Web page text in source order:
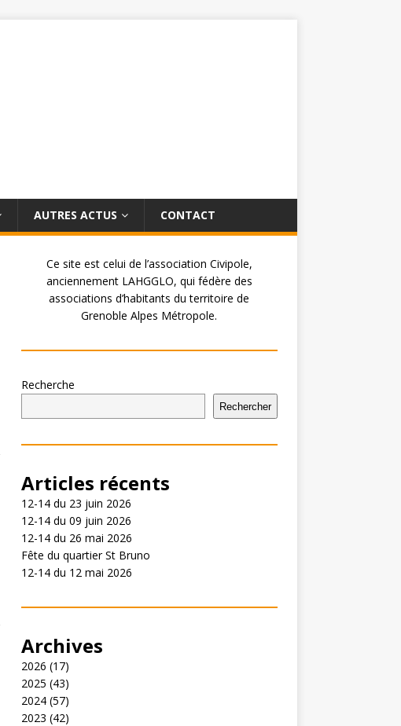
AUTRES ACTUS CONTACT
Ce site est celui de l’association Civipole,
anciennement LAHGGLO, qui fédère des
associations d’habitants du territoire de
Grenoble Alpes Métropole.
Recherche
Rechercher
Articles récents
12-14 du 23 juin 2026
12-14 du 09 juin 2026
12-14 du 26 mai 2026
Fête du quartier St Bruno
12-14 du 12 mai 2026
Archives
2026 (17)
2025 (43)
2024(57)
2023 (42)